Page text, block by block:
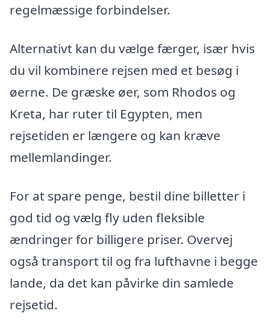
regelmæssige forbindelser.
Alternativt kan du vælge færger, især hvis
du vil kombinere rejsen med et besøg i
øerne. De græske øer, som Rhodos og
Kreta, har ruter til Egypten, men
rejsetiden er længere og kan kræve
mellemlandinger.
For at spare penge, bestil dine billetter i
god tid og vælg fly uden fleksible
ændringer for billigere priser. Overvej
også transport til og fra lufthavne i begge
lande, da det kan påvirke din samlede
rejsetid.